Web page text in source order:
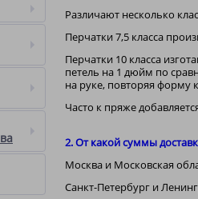
Различают несколько
Перчатки 7,5 класса
Перчатки 10 класса
петель на 1 дюйм по
на руке, повторяя форму
Часто к пряже
2. От какой суммы
Москва и Московская
Санкт-Петербург и